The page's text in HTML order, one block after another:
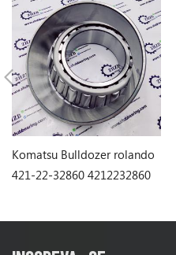
Komatsu Bulldozer rolando
421-22-32860 4212232860